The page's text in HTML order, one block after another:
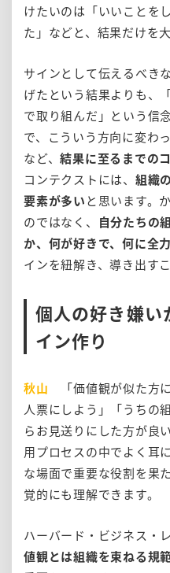
けたいのは「いいことを
た」などと、結果だけを
サインとして伝えるべ
げたという結果よりも、
で取り組んだ」という信
で、こういう方向に変わ
など、結果に至るまでの
コンテクストには、 組織
要素が多いと思います。
のではなく、 自分たちの
か、何が好きで、何に全
インを紐解き、導き出す
個人の好き嫌い
イン作り
秋山
「価値観が似た方
人票にしよう」「うちの
らお見送りにした方が良
用プロセスの中でよく耳
な場面で重要な役割を果
覚的にも理解できます。
ハーバード・ビジネス・
値観とは組織を束ねる規